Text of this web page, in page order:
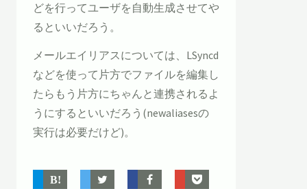
どを行ってユーザを自動生成させてや
るといいだろう。
メールエイリアスについては、LSyncd
などを使って片方でファイルを編集し
たらもう片方にちゃんと連携されるよ
うにするといいだろう(newaliasesの
実行は必要だけど)。